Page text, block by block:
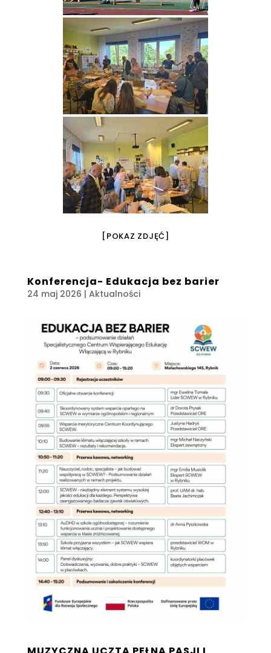
[POKAZ ZDJĘĆ]
Konferencja- Edukacja bez barier
24 maj 2026 | Aktualności